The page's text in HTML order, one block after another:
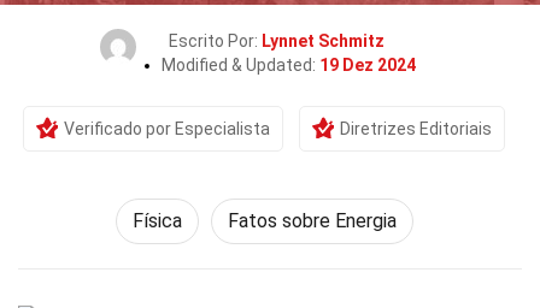
Escrito Por: Lynnet Schmitz
Modified & Updated: 19 Dez 2024
Verificado por Especialista Diretrizes Editoriais
Física Fatos sobre Energia